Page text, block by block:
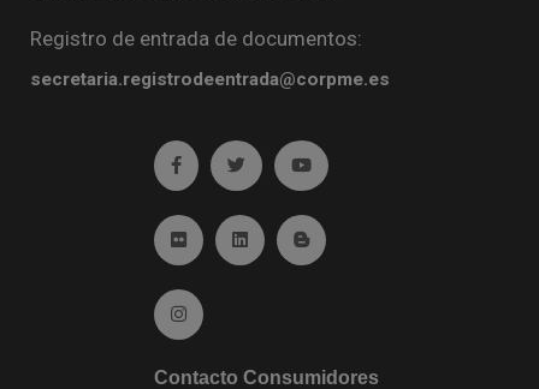
Registro de entrada de documentos:
secretaria.registrodeentrada@corpme.es
Ir a facebook (abre en ventana nueva)
Ir a twitter (abre en ventana nueva)
Ir a YouTube (abre en
Ir a Flickr (abre en ventana nueva)
Ir a Linkedin (abre en ventana nueva)
Ir al Blog (abre en ventana
Ir a Instagram (abre en ventana nueva)
Contacto Consumidores